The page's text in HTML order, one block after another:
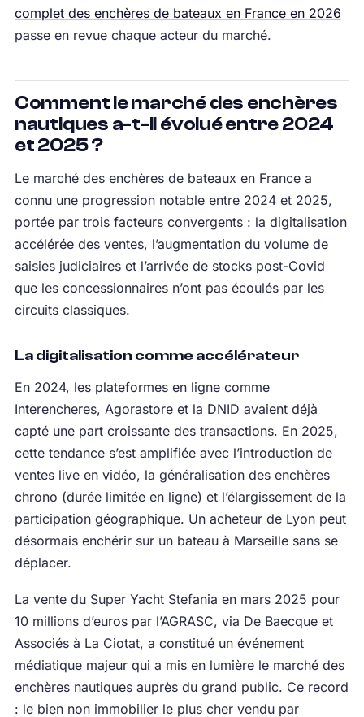
complet des enchères de bateaux en France en 2026
passe en revue chaque acteur du marché.
Comment le marché des enchères
nautiques a-t-il évolué entre 2024
et 2025 ?
Le marché des enchères de bateaux en France a
connu une progression notable entre 2024 et 2025,
portée par trois facteurs convergents : la digitalisation
accélérée des ventes, l’augmentation du volume de
saisies judiciaires et l’arrivée de stocks post-Covid
que les concessionnaires n’ont pas écoulés par les
circuits classiques.
La digitalisation comme accélérateur
En 2024, les plateformes en ligne comme
Interencheres, Agorastore et la DNID avaient déjà
capté une part croissante des transactions. En 2025,
cette tendance s’est amplifiée avec l’introduction de
ventes live en vidéo, la généralisation des enchères
chrono (durée limitée en ligne) et l’élargissement de la
participation géographique. Un acheteur de Lyon peut
désormais enchérir sur un bateau à Marseille sans se
déplacer.
La vente du Super Yacht Stefania en mars 2025 pour
10 millions d’euros par l’AGRASC, via De Baecque et
Associés à La Ciotat, a constitué un événement
médiatique majeur qui a mis en lumière le marché des
enchères nautiques auprès du grand public. Ce record
: le bien non immobilier le plus cher vendu par